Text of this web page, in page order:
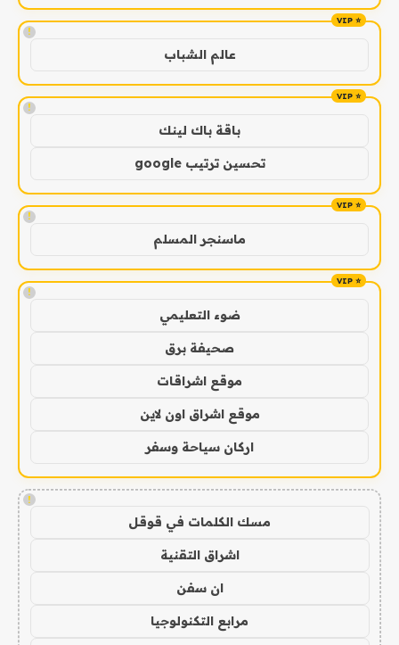
!
عالم الشباب
!
باقة باك لينك
تحسين ترتيب google
!
ماسنجر المسلم
!
ضوء التعليمي
صحيفة برق
موقع اشراقات
موقع اشراق اون لاين
اركان سياحة وسفر
!
مسك الكلمات في قوقل
اشراق التقنية
ان سفن
مرابع التكنولوجيا